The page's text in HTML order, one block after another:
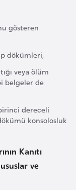
gösteren
dökümleri,
veya ölüm
belgeler de
dereceli
konsolosluk
Kanıtı
ve